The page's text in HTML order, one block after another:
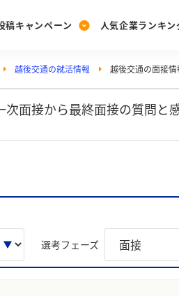
稿キャンペーン
Post
投稿する
人気企業ランキン
Ranking
ランキングを見る
PickUp
注目の企業特集
動画で知ろう！業界・企業研
越後交通の就活情報 越後交通の面接
面接から最終面接の質問と
選考フェーズ